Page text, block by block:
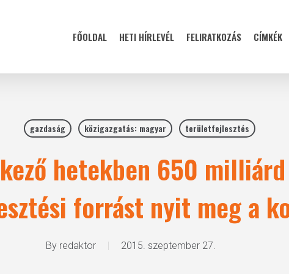
FŐOLDAL HETI HÍRLEVÉL FELIRATKOZÁS CÍMKÉK
gazdaság közigazgatás: magyar területfejlesztés
hetekben 650
forrást nyit meg a
By redaktor 2015. szeptember 27.